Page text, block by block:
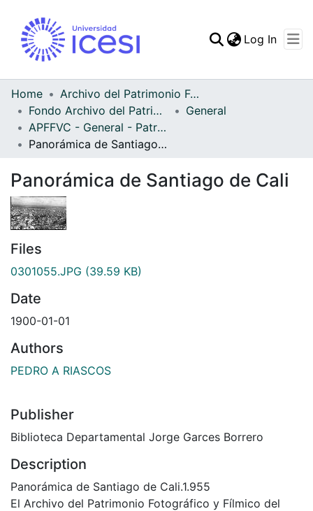
Statistics
Log In
Home
Archivo del Patrimonio Fotográfico y Fílmico del Valle del Cauca
Fondo Archivo del Patrimonio Fotográfico y Fílmico del Valle del Cauca
General
APFFVC - General - Patrimonial
Panorámica de Santiago de Cali
Panorámica de Santiago de Cali
Files
0301055.JPG (39.59 KB)
Date
1900-01-01
Authors
PEDRO A RIASCOS
Publisher
Biblioteca Departamental Jorge Garces Borrero
Description
Panorámica de Santiago de Cali.1.955
El Archivo del Patrimonio Fotográfico y Fílmico del